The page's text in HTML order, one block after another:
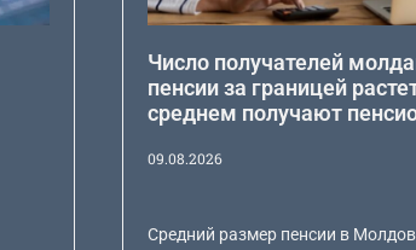
Число получателей
пенсии за границей
среднем получают
09.08.2026
Средний размер пенсии в